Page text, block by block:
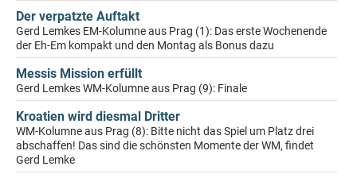
Der verpatzte Auftakt
Gerd Lemkes EM-Kolumne aus Prag (1): Das erste Wochenende
der Eh-Em kompakt und den Montag als Bonus dazu
Messis Mission erfüllt
Gerd Lemkes WM-Kolumne aus Prag (9): Finale
Kroatien wird diesmal Dritter
WM-Kolumne aus Prag (8): Bitte nicht das Spiel um Platz drei
abschaffen! Das sind die schönsten Momente der WM, findet
Gerd Lemke